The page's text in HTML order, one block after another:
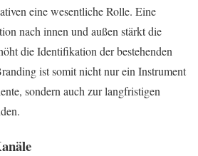
eine wesentliche Rolle. Eine
nach innen und außen stärkt die
die Identifikation der bestehenden
ist somit nicht nur ein Instrument
sondern auch zur langfristigen